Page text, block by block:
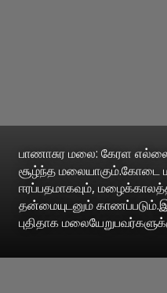
பாணாசுர மலை: கேரள
சூழ்ந்த மலையாகும்.கோடை
ஈரப்பதமாகவும்,
தன்மையுடனும்
புதிதாக